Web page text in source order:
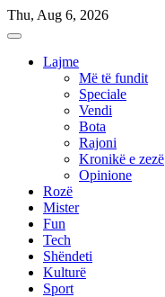
Skip
to
Thu, Aug 6, 2026
Lajme
Më të fundit
Speciale
Vendi
Bota
Rajoni
Kronikë e zezë
Opinione
Rozë
Mister
Fun
Tech
Shëndeti
Kulturë
Sport